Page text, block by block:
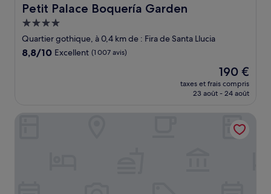
Petit Palace Boquería Garden
Petit Palace Boquería Garden
Hébergement
4.0 étoiles
Quartier gothique, à 0,4 km de : Fira de Santa Llucia
8.8
8,8/10 Excellent (1 007 avis)
Le
nouveau
prix
de
190 €
190 €
taxes et frais compris
23 août - 24 août